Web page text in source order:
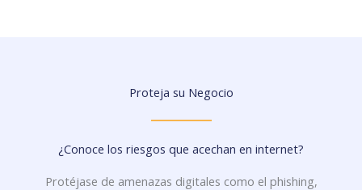
Proteja su Negocio
¿Conoce los riesgos que acechan en internet?
Protéjase de amenazas digitales como el phishing,